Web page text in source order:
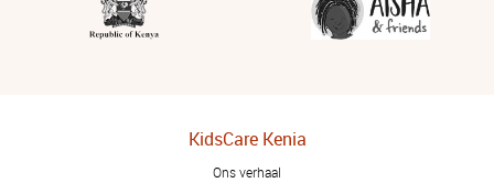
KidsCare Kenia
Ons verhaal